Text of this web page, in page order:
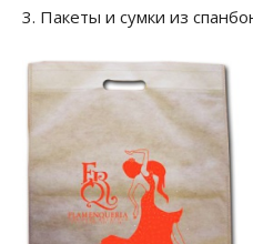
3. Пакеты и сумки из